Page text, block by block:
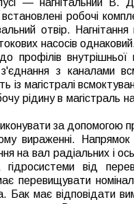
робочі
отвір.
насосів
профілів
з каналами
магістралі
рідину в магістраль
за допомогою
вираженні.
на вал радіальних і
від
перевищувати
Бак має відповідати